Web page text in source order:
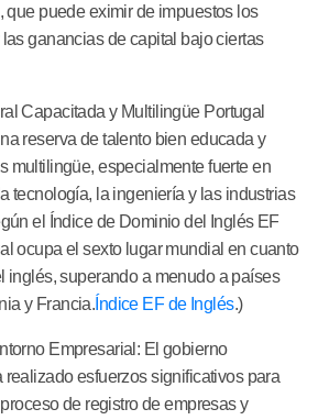
que puede eximir de impuestos los
ganancias de capital bajo ciertas
Capacitada y MultilingüePortugal
reserva de talento bien educada y
multilingüe, especialmente fuerte en
tecnología, la ingeniería y las industrias
el Índice de Dominio del Inglés EF
ocupa el sexto lugar mundial en cuanto
inglés, superando a menudo a países
y Francia. Índice EF de Inglés.)
Empresarial: El gobierno
realizado esfuerzos significativos para
de registro de empresas y